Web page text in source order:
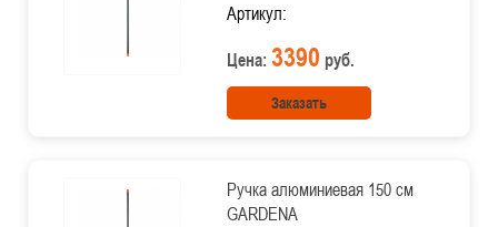
Артикул:
Цена: 3390 руб.
Заказать
Ручка алюминиевая 150 см
GARDENA